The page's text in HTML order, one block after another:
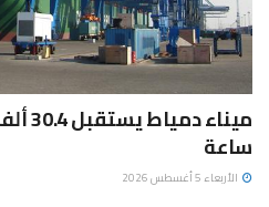
ساعة
الأربعاء 5 أغسطس 2026